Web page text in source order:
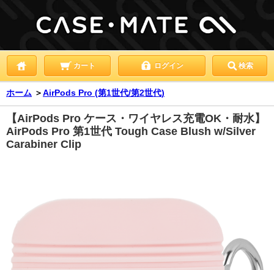
カート ログイン 検索
ホーム ＞AirPods Pro (第1世代/第2世代)
【AirPods Pro ケース・ワイヤレス充電OK・耐水】
AirPods Pro 第1世代 Tough Case Blush w/Silver
Carabiner Clip